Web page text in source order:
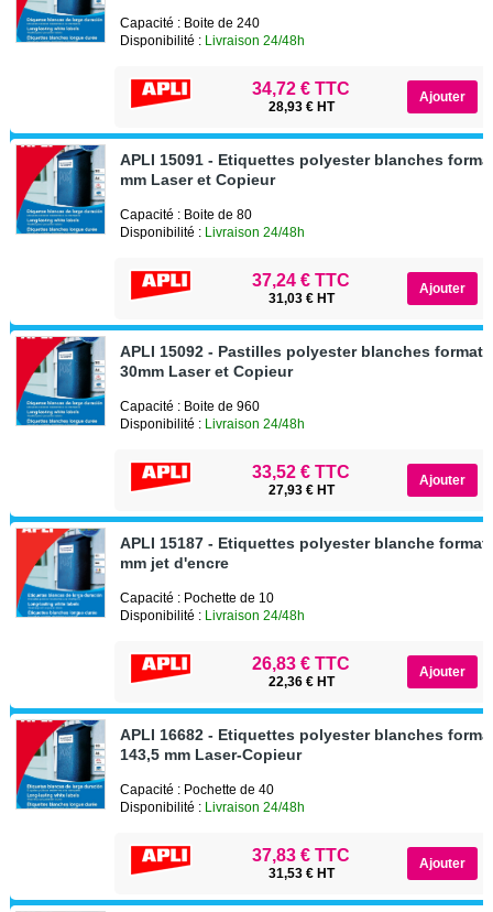
Capacité : Boite de 240
Disponibilité : Livraison 24/48h
34,72 € TTC
28,93 € HT
APLI 15091 - Etiquettes polyester blanches
mm Laser et Copieur
Capacité : Boite de 80
Disponibilité : Livraison 24/48h
37,24 € TTC
31,03 € HT
APLI 15092 - Pastilles polyester blanches format
30mm Laser et Copieur
Capacité : Boite de 960
Disponibilité : Livraison 24/48h
33,52 € TTC
27,93 € HT
APLI 15187 - Etiquettes polyester blanche format
mm jet d'encre
Capacité : Pochette de 10
Disponibilité : Livraison 24/48h
26,83 € TTC
22,36 € HT
APLI 16682 - Etiquettes polyester blanches
143,5 mm Laser-Copieur
Capacité : Pochette de 40
Disponibilité : Livraison 24/48h
37,83 € TTC
31,53 € HT